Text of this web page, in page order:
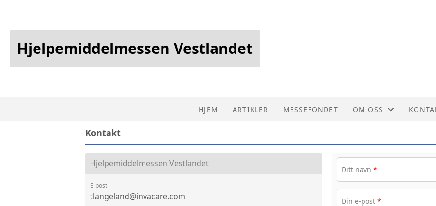
Hjelpemiddelmessen Vestlandet
HJEM ARTIKLER MESSEFONDET OM OSS
HISTORIE STYRET
Kontakt
Hjelpemiddelmessen Vestlandet
E-post
tlangeland@invacare.com
Ditt navn *
Din e-post *